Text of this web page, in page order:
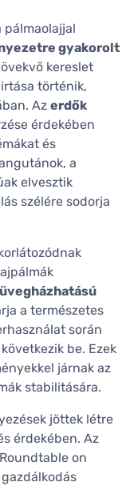
pálmaolajjal
gyakorolt
kereslet
történik,
Az erdők
érdekében
és
a
elvesztik
szélére sodorja
üvegházhatású
a természetes
során
be. Ezek
járnak az
stabilitására.
jöttek létre
érdekében. Az
on